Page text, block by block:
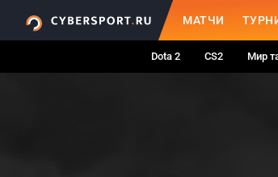
МАТЧИ
Dota 2 CS2 Мир